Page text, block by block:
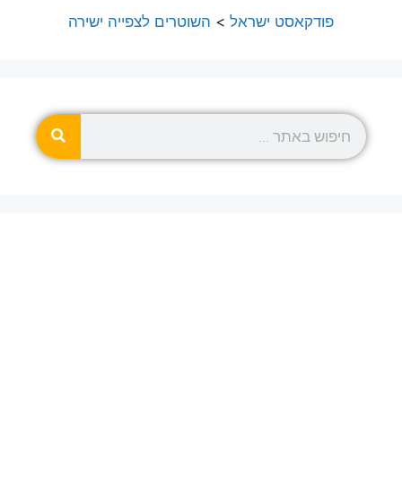
פודקאסט ישראל > השוטרים לצפייה ישירה